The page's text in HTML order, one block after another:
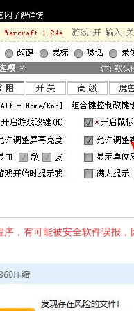
，有可能被安全软件误报，